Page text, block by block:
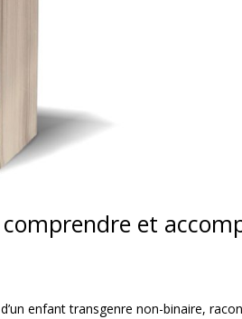
et
enfant transgenre non-binaire,